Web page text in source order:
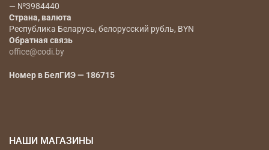
— №3984440
Страна, валюта
Республика Беларусь, белорусский рубль, BYN
Обратная связь
office@codi.by
Номер в БелГИЭ — 186715
НАШИ МАГАЗИНЫ